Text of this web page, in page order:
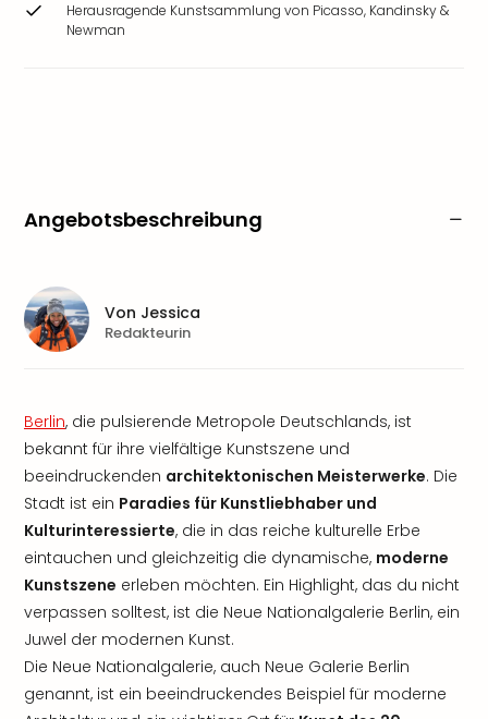
Herausragende Kunstsammlung von Picasso, Kandinsky &
Newman
Angebotsbeschreibung
Berlin, die pulsierende Metropole Deutschlands, ist
bekannt für ihre vielfältige Kunstszene und
beeindruckenden architektonischen Meisterwerke. Die
Stadt ist ein Paradies für Kunstliebhaber und
Kulturinteressierte, die in das reiche kulturelle Erbe
eintauchen und gleichzeitig die dynamische, moderne
Kunstszene erleben möchten. Ein Highlight, das du nicht
verpassen solltest, ist die Neue Nationalgalerie Berlin, ein
Juwel der modernen Kunst.
Die Neue Nationalgalerie, auch Neue Galerie Berlin
genannt, ist ein beeindruckendes Beispiel für moderne
Von Jessica
Redakteurin